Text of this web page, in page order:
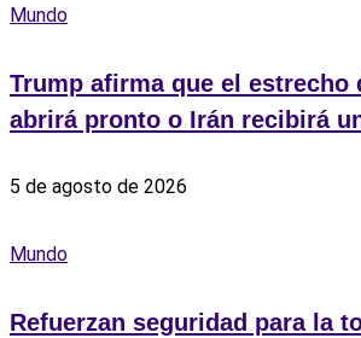
Mundo
Trump afirma que el estrecho
abrirá pronto o Irán recibirá
5 de agosto de 2026
Mundo
Refuerzan seguridad para la